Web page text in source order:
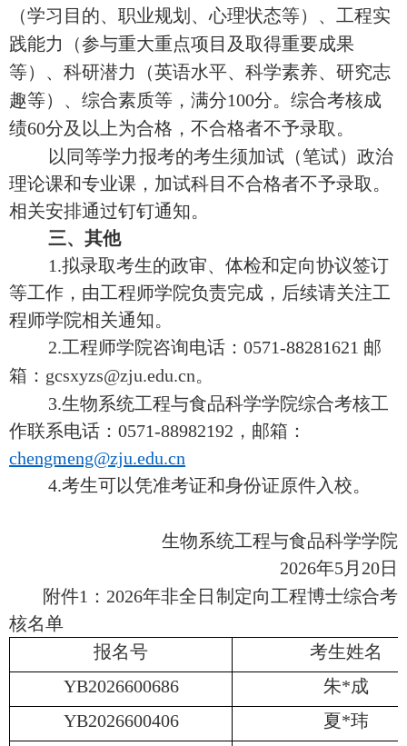
（学习目的、职业规划、心理状态等）、工程实
践能力（参与重大重点项目及取得重要成果
等）、科研潜力（英语水平、科学素养、研究志
趣等）、综合素质等，满分100分。综合考核成
绩60分及以上为合格，不合格者不予录取。
以同等学力报考的考生须加试（笔试）政治
理论课和专业课，加试科目不合格者不予录取。
相关安排通过钉钉通知。
三、 其他
1.拟录取考生的政审、体检和定向协议签订
等工作，由工程师学院负责完成，后续请关注工
程师学院相关通知。
2.工程师学院咨询电话：0571-88281621 邮
箱： gcsxyzs@zju.edu.cn。
3.生物系统工程与食品科学学院综合考核工
作联系电话 ： 0571-88982192 ，邮箱：
chengmeng@zju.edu.cn
4.考生可以凭准考证和身份证原件入校。
生物系统工程与食品科学学院
2026年5月 20日
附件1 ： 2026年非全日制定向工程博士综合考
核名单
报名号
考生姓名
YB2026600686
朱*成
YB2026600406
夏*玮